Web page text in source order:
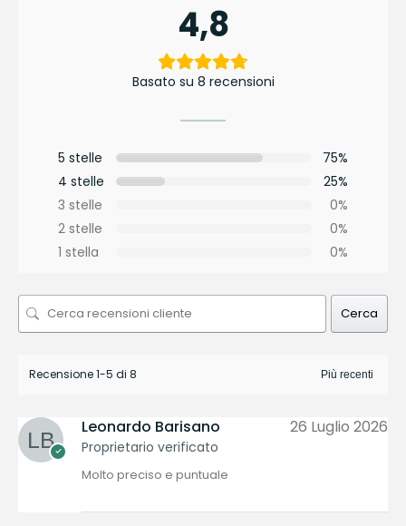
4,8
Basato su 8 recensioni
5 stelle
75%
4 stelle
25%
3 stelle
0%
2 stelle
0%
1 stella
0%
Cerca
Recensione 1-5 di 8
Leonardo Barisano
Proprietario verificato
26 Luglio 2026
Molto preciso e puntuale